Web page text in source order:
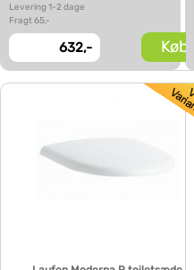
Levering 1-2 dage
Fragt 65,-
632,- Køb